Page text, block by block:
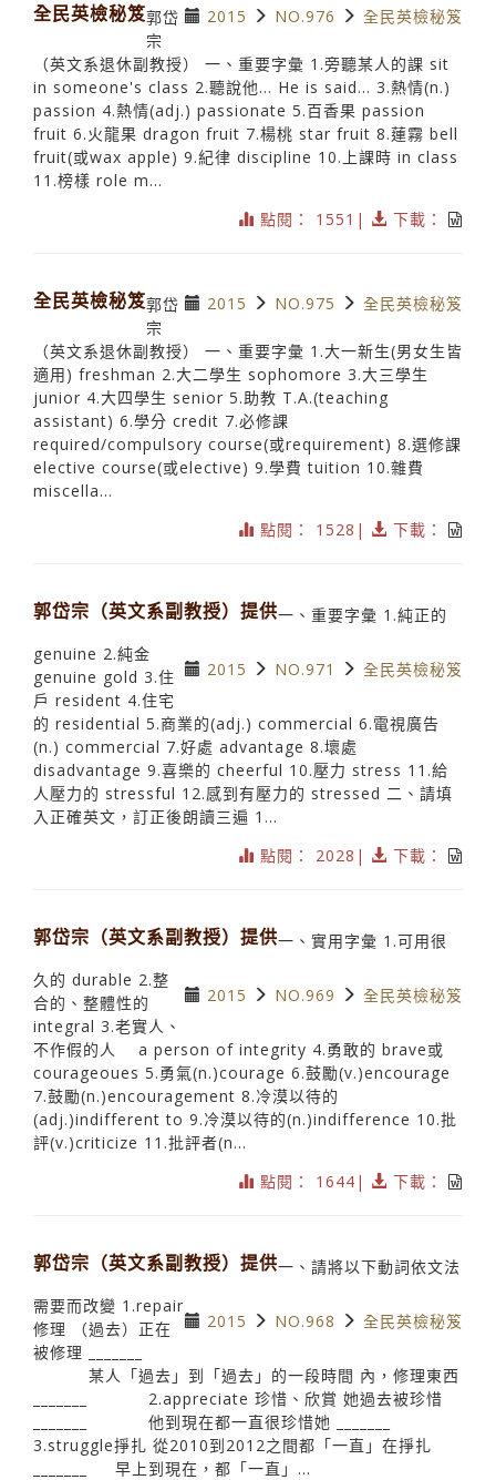
全民英檢秘笈 2015 NO.976 全民英檢秘笈
郭岱
宗
（英文系退休副教授） 一、重要字彙 1.旁聽某人的課 sit
in someone's class 2.聽說他… He is said… 3.熱情(n.)
passion 4.熱情(adj.) passionate 5.百香果 passion
fruit 6.火龍果 dragon fruit 7.楊桃 star fruit 8.蓮霧 bell
fruit(或wax apple) 9.紀律 discipline 10.上課時 in class
11.榜樣 role m...
點閱： 1551|
下載：
全民英檢秘笈 2015 NO.975 全民英檢秘笈
郭岱
宗
（英文系退休副教授） 一、重要字彙 1.大一新生(男女生皆
適用) freshman 2.大二學生 sophomore 3.大三學生
junior 4.大四學生 senior 5.助教 T.A.(teaching
assistant) 6.學分 credit 7.必修課
required/compulsory course(或requirement) 8.選修課
elective course(或elective) 9.學費 tuition 10.雜費
miscella...
點閱： 1528|
下載：
郭岱宗（英文系副教授）提供
2015 NO.971 全民英檢秘笈
一、重要字彙 1.純正的
genuine 2.純金
genuine gold 3.住
戶 resident 4.住宅
的 residential 5.商業的(adj.) commercial 6.電視廣告
(n.) commercial 7.好處 advantage 8.壞處
disadvantage 9.喜樂的 cheerful 10.壓力 stress 11.給
人壓力的 stressful 12.感到有壓力的 stressed 二、請填
入正確英文，訂正後朗讀三遍 1...
點閱： 2028|
下載：
郭岱宗（英文系副教授）提供
2015 NO.969 全民英檢秘笈
一、實用字彙 1.可用很
久的 durable 2.整
合的、整體性的
integral 3.老實人、
不作假的人 a person of integrity 4.勇敢的 brave或
courageoues 5.勇氣(n.)courage 6.鼓勵(v.)encourage
7.鼓勵(n.)encouragement 8.冷漠以待的
(adj.)indifferent to 9.冷漠以待的(n.)indifference 10.批
評(v.)criticize 11.批評者(n...
點閱： 1644|
下載：
郭岱宗（英文系副教授）提供
2015 NO.968 全民英檢秘笈
一、請將以下動詞依文法
需要而改變 1.repair
修理 （過去）正在
被修理 _______
某人「過去」到「過去」的一段時間 內，修理東西
_______ 2.appreciate 珍惜、欣賞 她過去被珍惜
_______ 他到現在都一直很珍惜她 _______
3.struggle掙扎 從2010到2012之間都「一直」在掙扎
_______ 早上到現在，都「一直」...